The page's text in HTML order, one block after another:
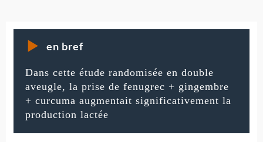
en bref
Dans cette étude randomisée en double
aveugle, la prise de fenugrec + gingembre
+ curcuma augmentait significativement la
production lactée